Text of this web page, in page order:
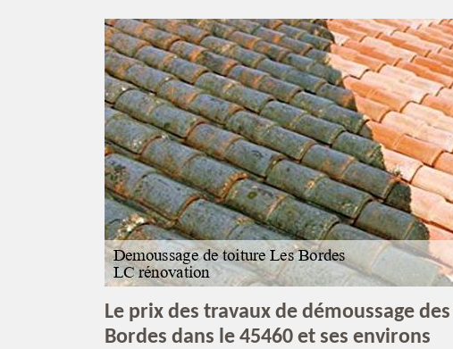
Le prix des travaux de démoussage
Bordes dans le 45460 et ses environs